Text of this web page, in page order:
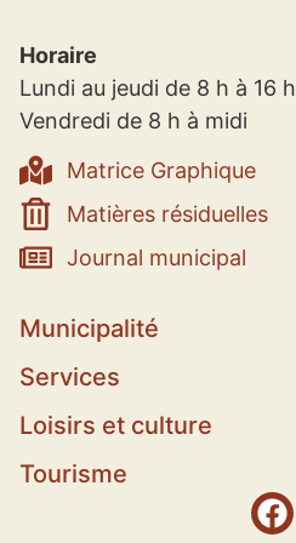
Horaire
Lundi au jeudi de 8 h à 16 h
Vendredi de 8 h à midi
Matrice Graphique
Matières résiduelles
Journal municipal
Municipalité
Services
Loisirs et culture
Tourisme